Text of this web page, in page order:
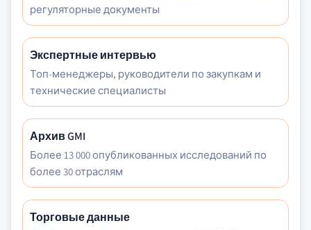
регуляторные документы
Экспертные интервью
Топ-менеджеры, руководители по закупкам и
технические специалисты
Архив GMI
Более 13 000 опубликованных исследований по
более 30 отраслям
Торговые данные